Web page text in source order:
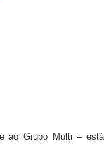
ao Grupo Multi – está